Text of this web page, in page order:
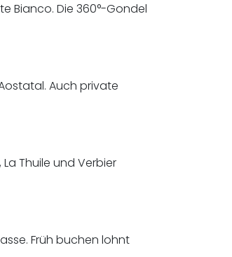
Bianco. Die 360°-Gondel
Auch private
Thuile und Verbier
Früh buchen lohnt